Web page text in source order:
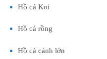
Hồ cá Koi
Hồ cá rồng
Hồ cá cảnh lớn